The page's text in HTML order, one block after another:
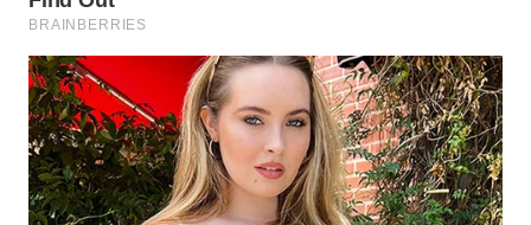
KEPULAUAN
SERIBU
WN
TANGERANG
WN
BINJAI